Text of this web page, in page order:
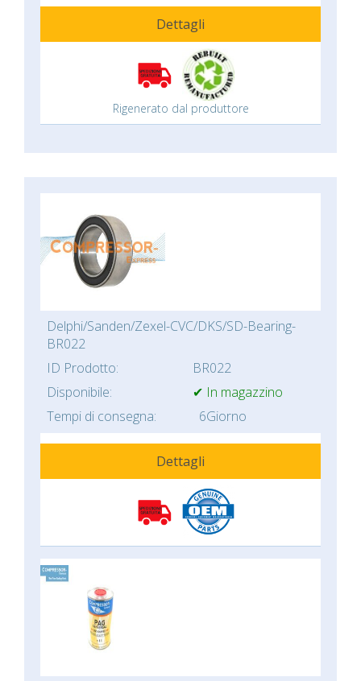
Dettagli
Rigenerato dal produttore
Delphi/Sanden/Zexel-CVC/DKS/SD-Bearing-
BR022
ID Prodotto:
BR022
Disponibile:
✔ In magazzino
Tempi di consegna:
6Giorno
Dettagli